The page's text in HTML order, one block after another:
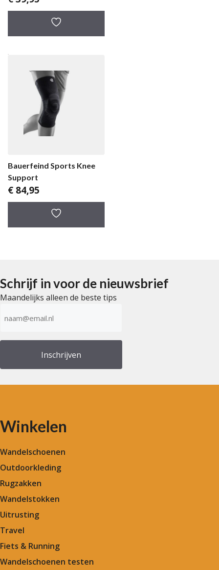
Bauerfeind Sports Knee
Support
€ 84,95
Schrijf in voor de nieuwsbrief
Maandelijks alleen de beste tips
mailadres
Winkelen
Wandelschoenen
Outdoorkleding
Rugzakken
Wandelstokken
Uitrusting
Travel
Fiets & Running
Wandelschoenen testen